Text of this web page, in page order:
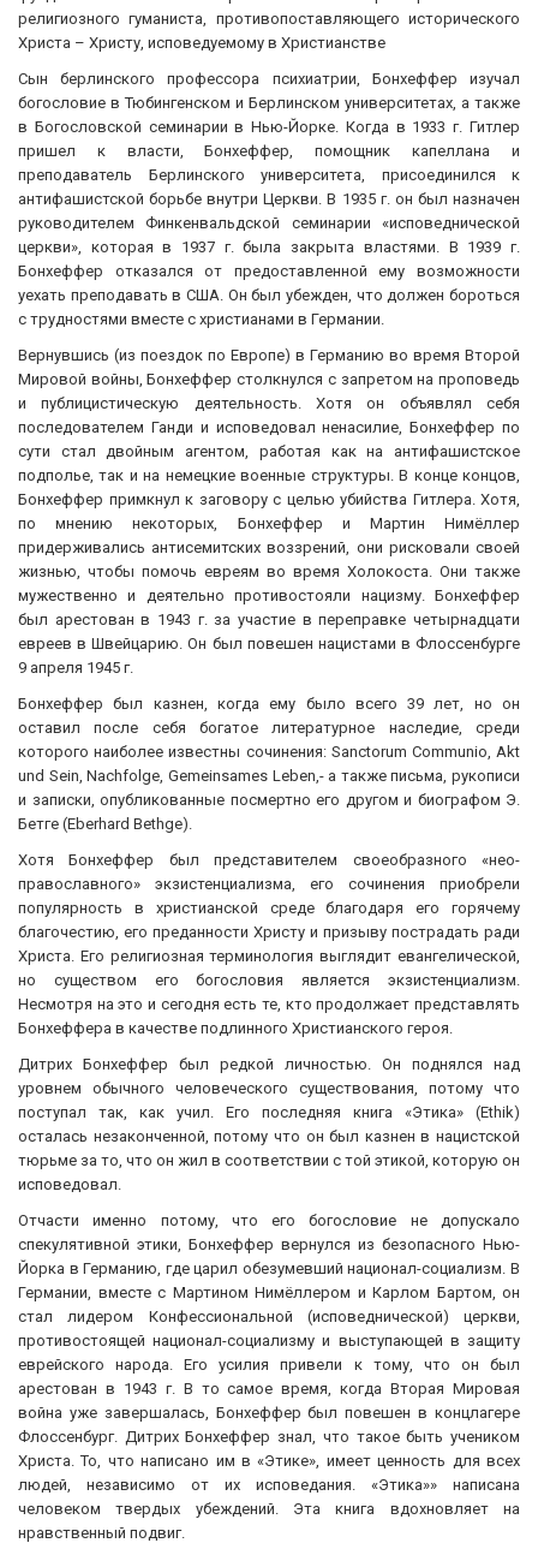
религиозного гуманиста, противопоставляющего исторического
Христа – Христу, исповедуемому в Христианстве
Сын берлинского профессора психиатрии, Бонхеффер изучал
богословие в Тюбингенском и Берлинском университетах, а также
в Богословской семинарии в Нью-Йорке. Когда в 1933 г. Гитлер
пришел к власти, Бонхеффер, помощник капеллана и
преподаватель Берлинского университета, присоединился к
антифашистской борьбе внутри Церкви. В 1935 г. он был назначен
руководителем Финкенвальдской семинарии «исповеднической
церкви», которая в 1937 г. была закрыта властями. В 1939 г.
Бонхеффер отказался от предоставленной ему возможности
уехать преподавать в США. Он был убежден, что должен бороться
с трудностями вместе с христианами в Германии.
Вернувшись (из поездок по Европе) в Германию во время Второй
Мировой войны, Бонхеффер столкнулся с запретом на проповедь
и публицистическую деятельность. Хотя он объявлял себя
последователем Ганди и исповедовал ненасилие, Бонхеффер по
сути стал двойным агентом, работая как на антифашистское
подполье, так и на немецкие военные структуры. В конце концов,
Бонхеффер примкнул к заговору с целью убийства Гитлера. Хотя,
по мнению некоторых, Бонхеффер и Мартин Нимёллер
придерживались антисемитских воззрений, они рисковали своей
жизнью, чтобы помочь евреям во время Холокоста. Они также
мужественно и деятельно противостояли нацизму. Бонхеффер
был арестован в 1943 г. за участие в переправке четырнадцати
евреев в Швейцарию. Он был повешен нацистами в Флоссенбурге
9 апреля 1945 г.
Бонхеффер был казнен, когда ему было всего 39 лет, но он
оставил после себя богатое литературное наследие, среди
которого наиболее известны сочинения: Sanctorum Communio, Akt
und Sein, Nachfolge, Gemeinsames Leben,- а также письма, рукописи
и записки, опубликованные посмертно его другом и биографом Э.
Бетге (Eberhard Bethge).
Хотя Бонхеффер был представителем своеобразного «нео-
православного» экзистенциализма, его сочинения приобрели
популярность в христианской среде благодаря его горячему
благочестию, его преданности Христу и призыву пострадать ради
Христа. Его религиозная терминология выглядит евангелической,
но существом его богословия является экзистенциализм.
Несмотря на это и сегодня есть те, кто продолжает представлять
Бонхеффера в качестве подлинного Христианского героя.
Дитрих Бонхеффер был редкой личностью. Он поднялся над
уровнем обычного человеческого существования, потому что
поступал так, как учил. Его последняя книга «Этика» (Ethik)
осталась незаконченной, потому что он был казнен в нацистской
тюрьме за то, что он жил в соответствии с той этикой, которую он
исповедовал.
Отчасти именно потому, что его богословие не допускало
спекулятивной этики, Бонхеффер вернулся из безопасного Нью-
Йорка в Германию, где царил обезумевший национал-социализм. В
Германии, вместе с Мартином Нимёллером и Карлом Бартом, он
стал лидером Конфессиональной (исповеднической) церкви,
противостоящей национал-социализму и выступающей в защиту
еврейского народа. Его усилия привели к тому, что он был
арестован в 1943 г. В то самое время, когда Вторая Мировая
война уже завершалась, Бонхеффер был повешен в концлагере
Флоссенбург. Дитрих Бонхеффер знал, что такое быть учеником
Христа. То, что написано им в «Этике», имеет ценность для всех
людей, независимо от их исповедания. «Этика»» написана
человеком твердых убеждений. Эта книга вдохновляет на
нравственный подвиг.